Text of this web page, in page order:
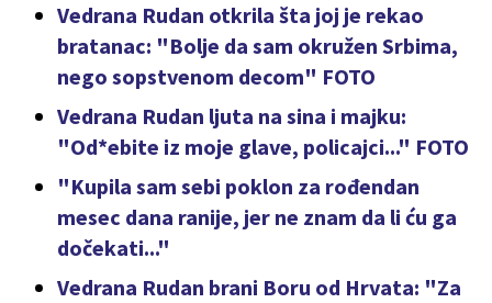
Vedrana Rudan otkrila šta joj je rekao
bratanac: "Bolje da sam okružen Srbima,
nego sopstvenom decom" FOTO
Vedrana Rudan ljuta na sina i majku:
"Od*ebite iz moje glave, policajci..." FOTO
"Kupila sam sebi poklon za rođendan
mesec dana ranije, jer ne znam da li ću ga
dočekati..."
Vedrana Rudan brani Boru od Hrvata: "Za